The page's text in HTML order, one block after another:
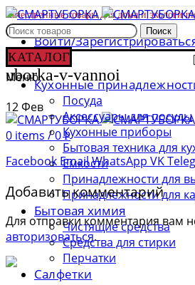
Качественные товары для дома и
Войти/
Поиск
Меню
0 items /0Р
КАТАЛОГ
Кухонные
Посуда
Аксессуары для посуды
Кухонные приборы
Бытовая техника для
Емкости
Принадлежности для
Принадлежности для
Бытовая химия
Чистящие средства
Средства для стирки
Перчатки
Салфетки
uborka-v-vannoi
12Фев
Facebook EmailWhatsApp VK
Добавить комментарий
Для отправки комментария вам
авторизоваться.